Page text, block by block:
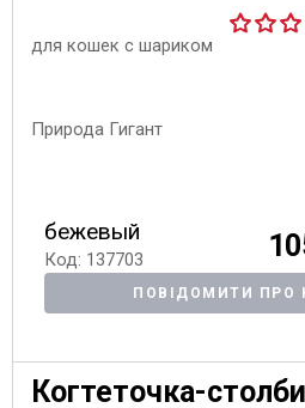
бежевый
Код: 137703
ПОВІДОМИТИ ПРО
Когтеточка-